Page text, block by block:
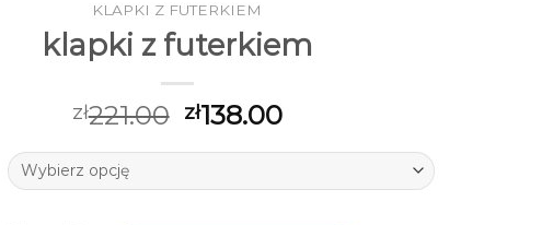
KLAPKI Z FUTERKIEM
klapki z futerkiem
zł221.00 zł138.00